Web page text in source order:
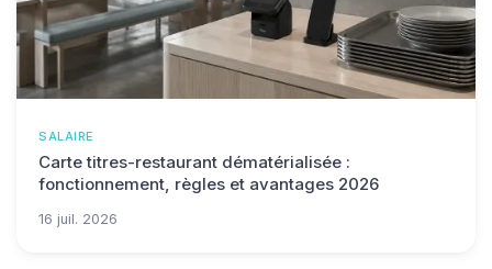
SALAIRE
Carte titres-restaurant dématérialisée :
fonctionnement, règles et avantages 2026
16 juil. 2026